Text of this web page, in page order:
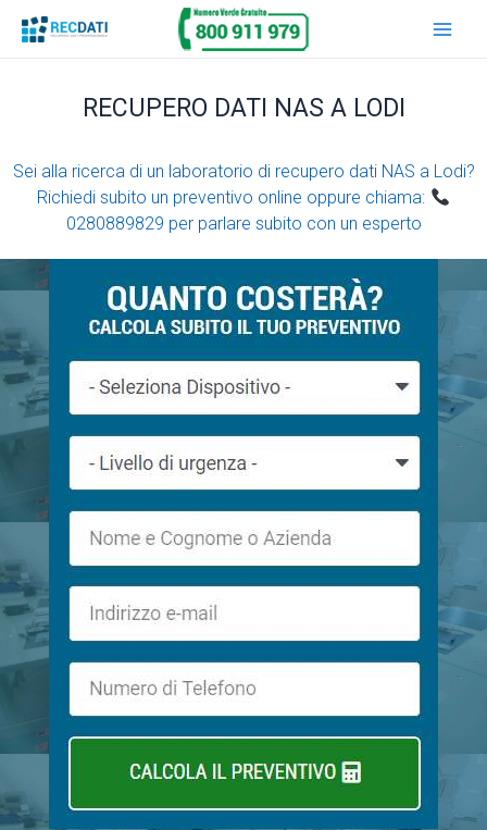
Main
RECUPERO DATI NAS A LODI
Sei alla ricerca di un laboratorio di recupero dati NAS a Lodi?
Richiedi subito un preventivo online oppure chiama:
0280889829 per parlare subito con un esperto